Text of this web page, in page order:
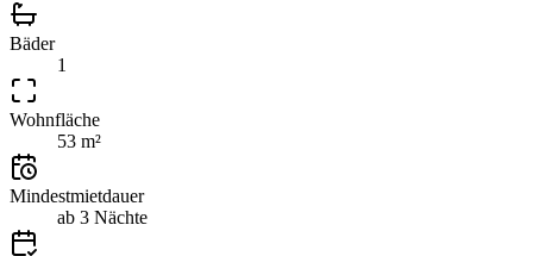
Bäder
1
Wohnfläche
53 m²
Mindestmietdauer
ab 3 Nächte